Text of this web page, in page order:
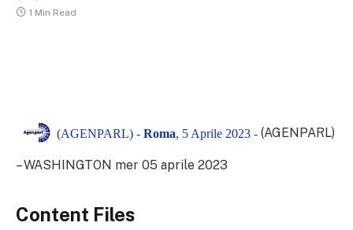
1 Min Read
(AGENPARL) - Roma, 5 Aprile 2023 - (AGENPARL)
– WASHINGTON mer 05 aprile 2023
Content Files